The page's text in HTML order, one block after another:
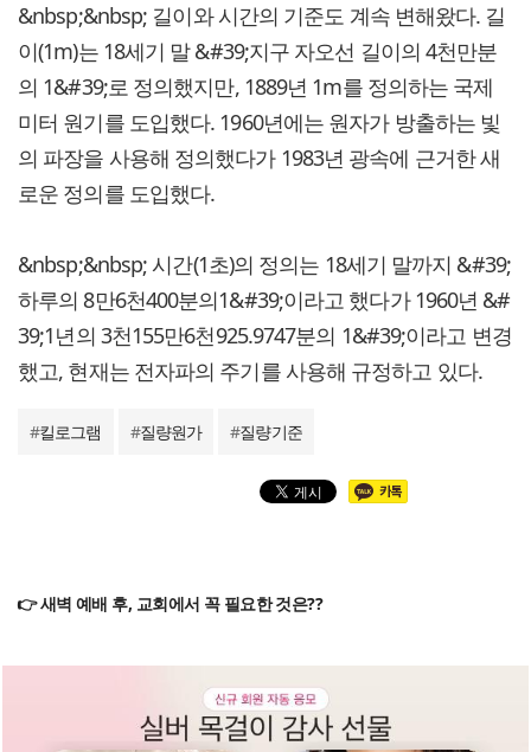
&nbsp;&nbsp; 길이와 시간의 기준도 계속 변해왔다. 길
이(1m)는 18세기 말 &#39;지구 자오선 길이의 4천만분
의 1&#39;로 정의했지만, 1889년 1m를 정의하는 국제
미터 원기를 도입했다. 1960년에는 원자가 방출하는 빛
의 파장을 사용해 정의했다가 1983년 광속에 근거한 새
로운 정의를 도입했다.
&nbsp;&nbsp; 시간(1초)의 정의는 18세기 말까지 &#39;
하루의 8만6천400분의1&#39;이라고 했다가 1960년 &#
39;1년의 3천155만6천925.9747분의 1&#39;이라고 변경
했고, 현재는 전자파의 주기를 사용해 규정하고 있다.
#킬로그램 #질량원가 #질량기준
👉 새벽 예배 후, 교회에서 꼭 필요한 것은??